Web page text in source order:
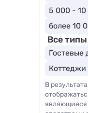
5 000 - 10
более 10
Все
Гостевые
В